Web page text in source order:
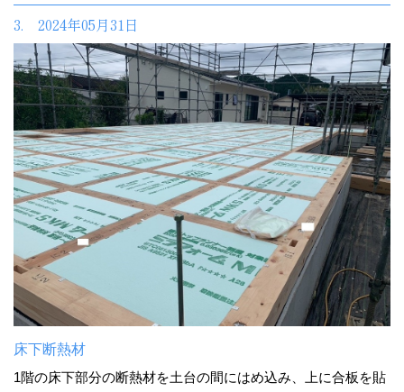
3. 2024年05月31日
床下断熱材
1階の床下部分の断熱材を土台の間にはめ込み、上に合板を貼